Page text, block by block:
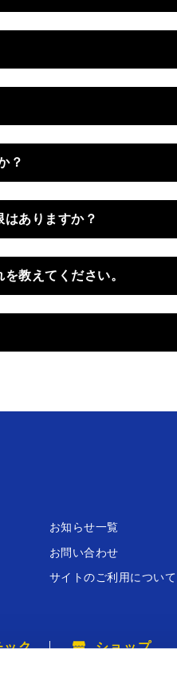
？
ありますか？
教えてください。
お知らせ⼀覧
お問い合わせ
サイトのご利⽤について
ック ショップ